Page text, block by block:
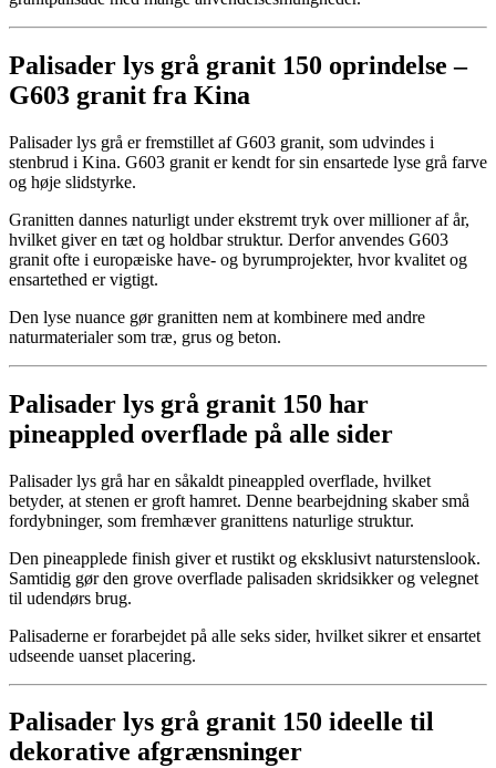
Palisader lys grå granit 150 oprindelse –
G603 granit fra Kina
Palisader lys grå er fremstillet af G603 granit, som udvindes i
stenbrud i Kina. G603 granit er kendt for sin ensartede lyse grå farve
og høje slidstyrke.
Granitten dannes naturligt under ekstremt tryk over millioner af år,
hvilket giver en tæt og holdbar struktur. Derfor anvendes G603
granit ofte i europæiske have- og byrumprojekter, hvor kvalitet og
ensartethed er vigtigt.
Den lyse nuance gør granitten nem at kombinere med andre
naturmaterialer som træ, grus og beton.
Palisader lys grå granit 150 har
pineappled overflade på alle sider
Palisader lys grå har en såkaldt pineappled overflade, hvilket
betyder, at stenen er groft hamret. Denne bearbejdning skaber små
fordybninger, som fremhæver granittens naturlige struktur.
Den pineapplede finish giver et rustikt og eksklusivt naturstenslook.
Samtidig gør den grove overflade palisaden skridsikker og velegnet
til udendørs brug.
Palisaderne er forarbejdet på alle seks sider, hvilket sikrer et ensartet
udseende uanset placering.
Palisader lys grå granit 150 ideelle til
dekorative afgrænsninger